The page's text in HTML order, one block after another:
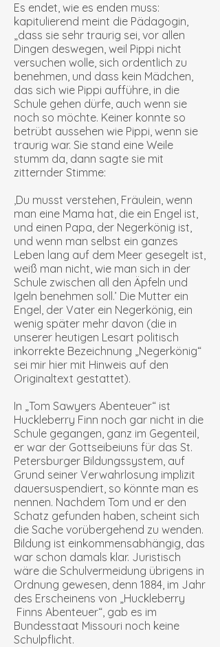
Es endet, wie es enden muss:
kapitulierend meint die Pädagogin,
„dass sie sehr traurig sei, vor allen
Dingen deswegen, weil Pippi nicht
versuchen wolle, sich ordentlich zu
benehmen, und dass kein Mädchen,
das sich wie Pippi aufführe, in die
Schule gehen dürfe, auch wenn sie
noch so möchte. Keiner konnte so
betrübt aussehen wie Pippi, wenn sie
traurig war. Sie stand eine Weile
stumm da, dann sagte sie mit
zitternder Stimme:
‚Du musst verstehen, Fräulein, wenn
man eine Mama hat, die ein Engel ist,
und einen Papa, der Negerkönig ist,
und wenn man selbst ein ganzes
Leben lang auf dem Meer gesegelt ist,
weiß man nicht, wie man sich in der
Schule zwischen all den Äpfeln und
Igeln benehmen soll.’ Die Mutter ein
Engel, der Vater ein Negerkönig, ein
wenig später mehr davon (die in
unserer heutigen Lesart politisch
inkorrekte Bezeichnung „Negerkönig“
sei mir hier mit Hinweis auf den
Originaltext gestattet).
In „Tom Sawyers Abenteuer“ ist
Huckleberry Finn noch gar nicht in die
Schule gegangen, ganz im Gegenteil,
er war der Gottseibeiuns für das St.
Petersburger Bildungssystem, auf
Grund seiner Verwahrlosung implizit
dauersuspendiert, so könnte man es
nennen. Nachdem Tom und er den
Schatz gefunden haben, scheint sich
die Sache vorübergehend zu wenden.
Bildung ist einkommensabhängig, das
war schon damals klar. Juristisch
wäre die Schulvermeidung übrigens in
Ordnung gewesen, denn 1884, im Jahr
des Erscheinens von „Huckleberry
Finns Abenteuer“, gab es im
Bundesstaat Missouri noch keine
Schulpflicht.